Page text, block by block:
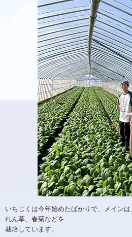
いちじくは今年始めたばかりで、メイン
れん草、春菊などを
栽培しています。